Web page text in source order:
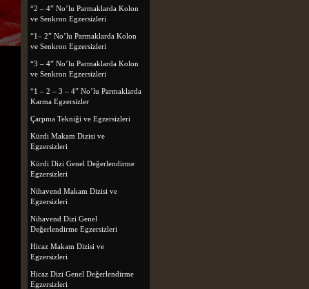
“2 – 4” No’lu Parmaklarda Kolon
ve Senkron Egzersizleri
“1– 2” No’lu Parmaklarda Kolon
ve Senkron Egzersizleri
“3 – 4” No’lu Parmaklarda Kolon
ve Senkron Egzersizleri
“1 – 2 – 3 – 4” No’lu Parmaklarda
Karma Egzersizler
Çarpma Tekniği ve Egzersizleri
Kürdi Makam Dizisi ve
Egzersizleri
Kürdi Dizi Genel Değerlendirme
Egzersizleri
Nihavend Makam Dizisi ve
Egzersizleri
Nihavend Dizi Genel
Değerlendirme Egzersizleri
Hicaz Makam Dizisi ve
Egzersizleri
Hicaz Dizi Genel Değerlendirme
Egzersizleri